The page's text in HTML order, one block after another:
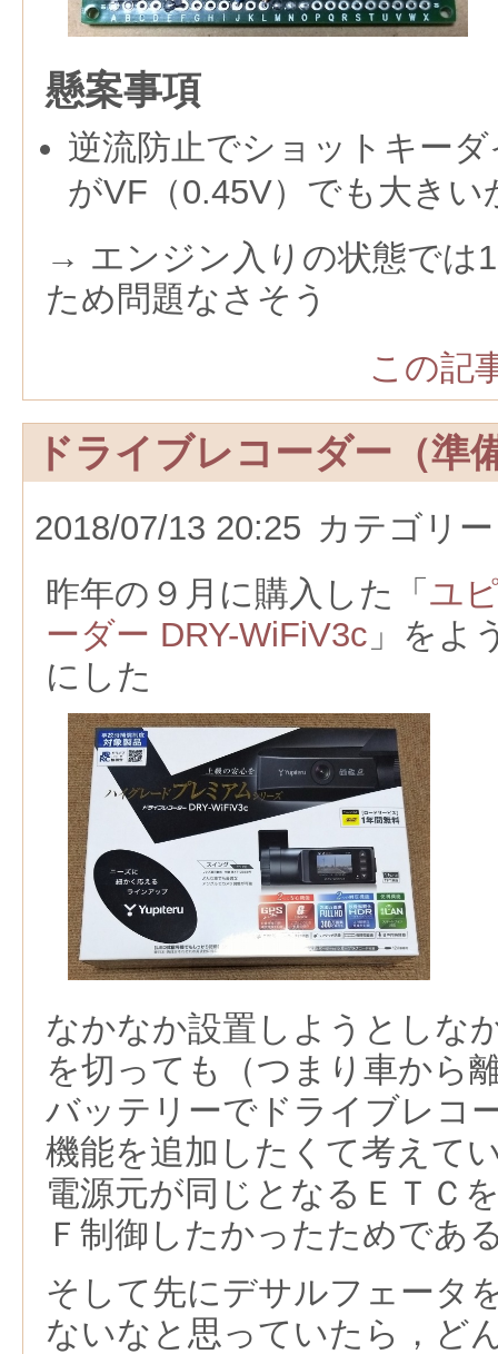
懸案事項
逆流防止でショットキー
がVF（0.45V）でも大き
→ エンジン入りの状態では
ため問題なさそう
この記
ドライブレコーダー（準
2018/07/13 20:25 カテゴリ
昨年の９月に購入した「 ユ
ーダー DRY-WiFiV3c 」をよ
にした
なかなか設置しようとしな
を切っても（つまり車から
バッテリーでドライブレコ
機能を追加したくて考えて
電源元が同じとなるＥＴＣ
Ｆ制御したかったためであ
そして先にデサルフェータ
ないなと思っていたら，ど